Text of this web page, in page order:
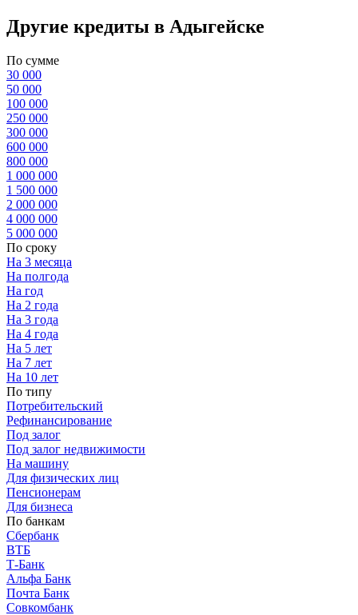
Другие кредиты в Адыгейске
По сумме
30 000
50 000
100 000
250 000
300 000
600 000
800 000
1 000 000
1 500 000
2 000 000
4 000 000
5 000 000
По сроку
На 3 месяца
На полгода
На год
На 2 года
На 3 года
На 4 года
На 5 лет
На 7 лет
На 10 лет
По типу
Потребительский
Рефинансирование
Под залог
Под залог недвижимости
На машину
Для физических лиц
Пенсионерам
Для бизнеса
По банкам
Сбербанк
ВТБ
Т-Банк
Альфа Банк
Почта Банк
Совкомбанк